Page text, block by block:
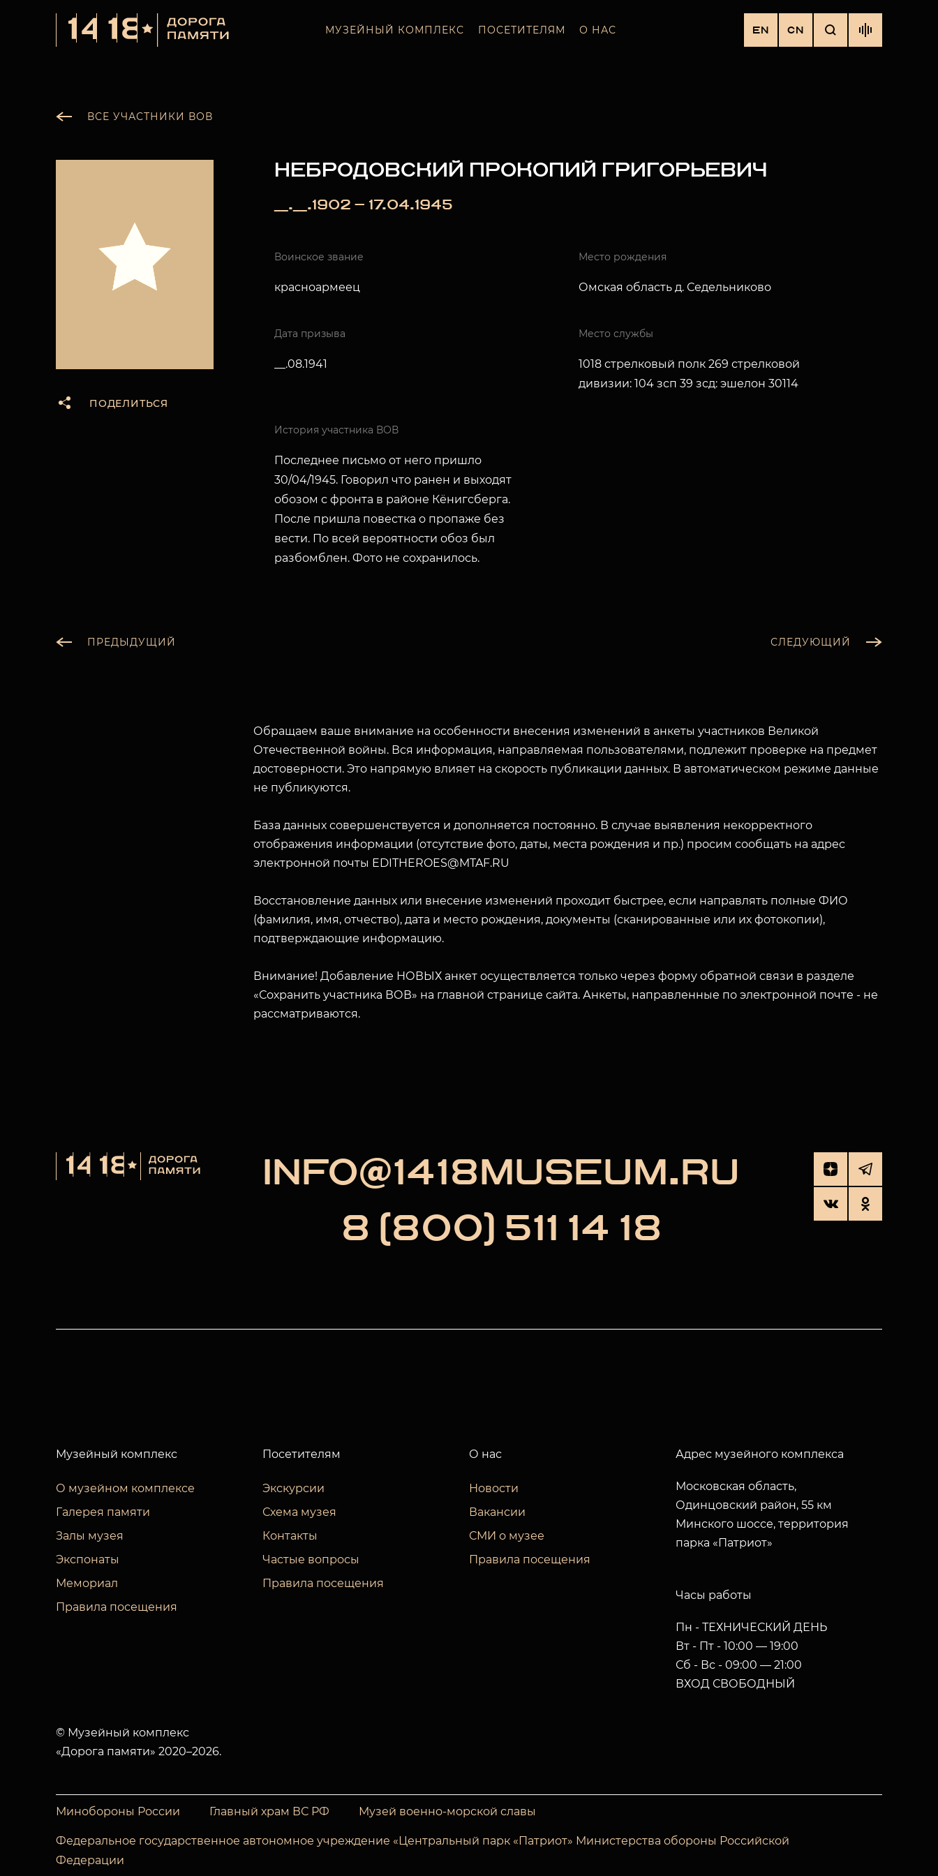
МУЗЕЙНЫЙ КОМПЛЕКС ПОСЕТИТЕЛЯМ О НАС EN CN
ВСЕ УЧАСТНИКИ ВОВ
ПОДЕЛИТЬСЯ
НЕБРОДОВСКИЙ ПРОКОПИЙ ГРИГОРЬЕВИЧ
__.__.1902 — 17.04.1945
Воинское звание
красноармеец
Место рождения
Омская область д. Седельниково
Дата призыва
__.08.1941
Место службы
1018 стрелковый полк 269 стрелковой
дивизии: 104 зсп 39 зсд: эшелон 30114
История участника ВОВ
Последнее письмо от него пришло
30/04/1945. Говорил что ранен и выходят
обозом с фронта в районе Кёнигсберга.
После пришла повестка о пропаже без
вести. По всей вероятности обоз был
разбомблен. Фото не сохранилось.
ПРЕДЫДУЩИЙ СЛЕДУЮЩИЙ
Обращаем ваше внимание на особенности внесения изменений в анкеты участников Великой
Отечественной войны. Вся информация, направляемая пользователями, подлежит проверке на предмет
достоверности. Это напрямую влияет на скорость публикации данных. В автоматическом режиме данные
не публикуются.
База данных совершенствуется и дополняется постоянно. В случае выявления некорректного
отображения информации (отсутствие фото, даты, места рождения и пр.) просим сообщать на адрес
электронной почты EDITHEROES@MTAF.RU
Восстановление данных или внесение изменений проходит быстрее, если направлять полные ФИО
(фамилия, имя, отчество), дата и место рождения, документы (сканированные или их фотокопии),
подтверждающие информацию.
Внимание! Добавление НОВЫХ анкет осуществляется только через форму обратной связи в разделе
«Сохранить участника ВОВ» на главной странице сайта. Анкеты, направленные по электронной почте - не
рассматриваются.
INFO@1418MUSEUM.RU
8 (800) 511 14 18
Музейный комплекс
О музейном комплексе
Галерея памяти
Залы музея
Экспонаты
Мемориал
Правила посещения
Посетителям
Экскурсии
Схема музея
Контакты
Частые вопросы
Правила посещения
О нас
Новости
Вакансии
СМИ о музее
Правила посещения
Адрес музейного комплекса
Московская область,
Одинцовский район, 55 км
Минского шоссе, территория
парка «Патриот»
Часы работы
Пн - ТЕХНИЧЕСКИЙ ДЕНЬ
Вт - Пт - 10:00 — 19:00
Сб - Вс - 09:00 — 21:00
ВХОД СВОБОДНЫЙ
© Музейный комплекс
«Дорога памяти» 2020–2026.
Минобороны России Главный храм ВС РФ Музей военно-морской славы
Федеральное государственное автономное учреждение «Центральный парк «Патриот» Министерства обороны Российской
Федерации